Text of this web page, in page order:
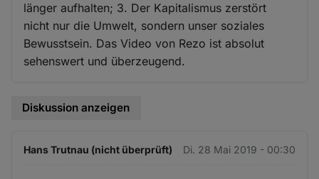
länger aufhalten; 3. Der Kapitalismus zerstört
nicht nur die Umwelt, sondern unser soziales
Bewusstsein. Das Video von Rezo ist absolut
sehenswert und überzeugend.
Diskussion anzeigen
Hans Trutnau (nicht überprüft) Di. 28 Mai 2019 - 00:30